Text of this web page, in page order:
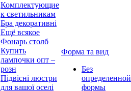
Комплектующие
к светильникам
Бра декоративні
Ещё всякое
Фонарь столб
Купить
лампочки опт –
розн
Підвісні люстри
для вашої оселі
Форма та вид
Без
определенной
формы